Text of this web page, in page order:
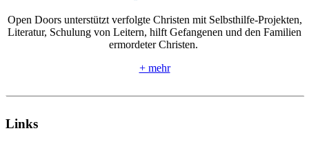
Open Doors unterstützt verfolgte Christen mit Selbsthilfe-Projekten,
Literatur, Schulung von Leitern, hilft Gefangenen und den Familien
ermordeter Christen.
+ mehr
Links